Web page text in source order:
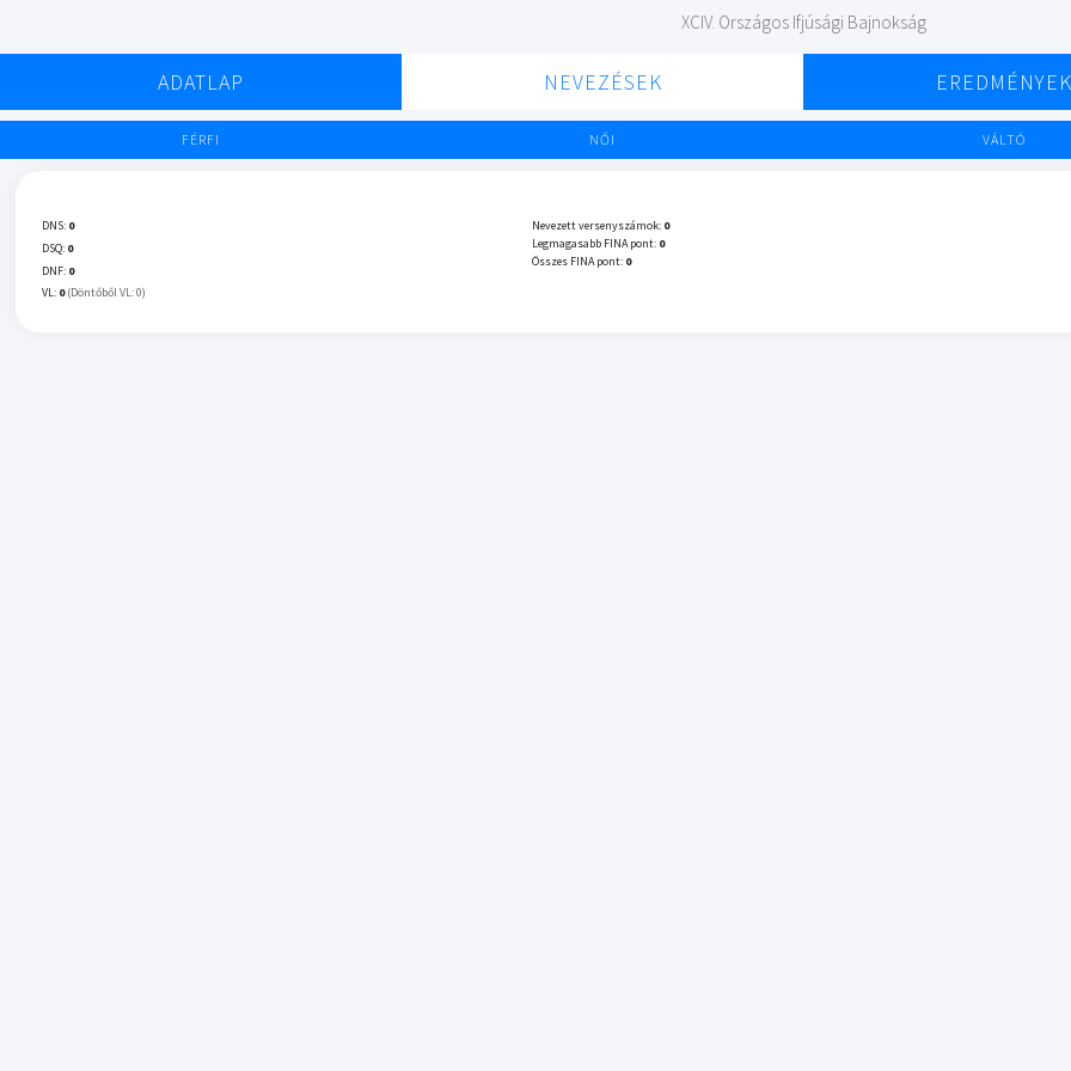
XCIV. Országos Ifjúsági Bajnokság
ADATLAP NEVEZÉSEK EREDMÉNYEK
FÉRFI NŐI VÁLTÓ
DNS: 0
DSQ: 0
DNF: 0
VL: 0 (Döntőből VL: 0)
Nevezett versenyszámok: 0
Legmagasabb FINA pont: 0
Összes FINA pont: 0